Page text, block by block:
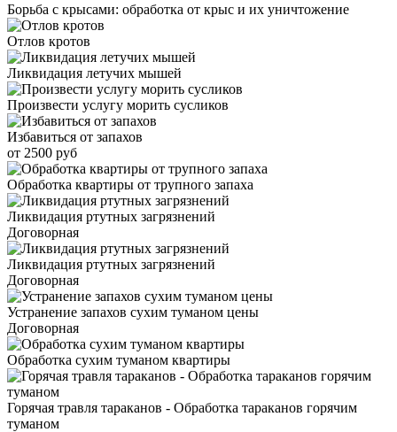
Борьба с крысами: обработка от крыс и их уничтожение
Отлов кротов
Ликвидация летучих мышей
Произвести услугу морить сусликов
Избавиться от запахов
от 2500 руб
Обработка квартиры от трупного запаха
Ликвидация ртутных загрязнений
Договорная
Ликвидация ртутных загрязнений
Договорная
Устранение запахов сухим туманом цены
Договорная
Обработка сухим туманом квартиры
Горячая травля тараканов - Обработка тараканов горячим
туманом